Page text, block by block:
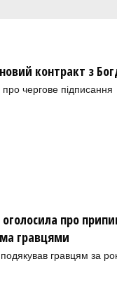
контракт з
чергове підписання
про
гравцями
гравцям за